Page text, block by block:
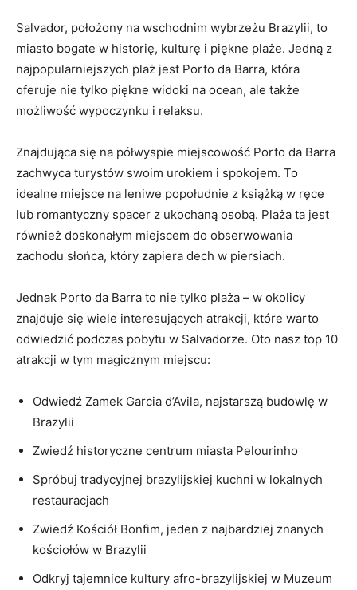
Salvador, położony na wschodnim wybrzeżu⁣ Brazylii, to
miasto‌ bogate w historię, kulturę i piękne plaże. Jedną z
najpopularniejszych plaż jest Porto da Barra, która
oferuje​ nie tylko piękne widoki na ocean, ale także
możliwość wypoczynku i relaksu.
Znajdująca się na ⁤półwyspie miejscowość Porto da Barra
zachwyca⁣ turystów swoim urokiem‍ i spokojem. To
idealne miejsce⁢ na leniwe popołudnie z książką w ręce ​
lub romantyczny spacer z⁤ ukochaną osobą. Plaża ta ⁤jest
również doskonałym miejscem do obserwowania
zachodu słońca, który zapiera dech w piersiach.
Jednak‍ Porto da Barra to‍ nie tylko plaża – w okolicy
znajduje się wiele interesujących atrakcji, które warto
odwiedzić podczas pobytu w Salvadorze. Oto nasz top 10
atrakcji w tym ‍magicznym miejscu:
Odwiedź Zamek Garcia d’Avila, najstarszą budowlę ⁤w
Brazylii
Zwiedź historyczne⁤ centrum miasta Pelourinho
Spróbuj tradycyjnej brazylijskiej kuchni w lokalnych
restauracjach
Zwiedź Kościół Bonfim, jeden z ⁤najbardziej znanych
kościołów w Brazylii
Odkryj ‌tajemnice kultury afro-brazylijskiej w Muzeum